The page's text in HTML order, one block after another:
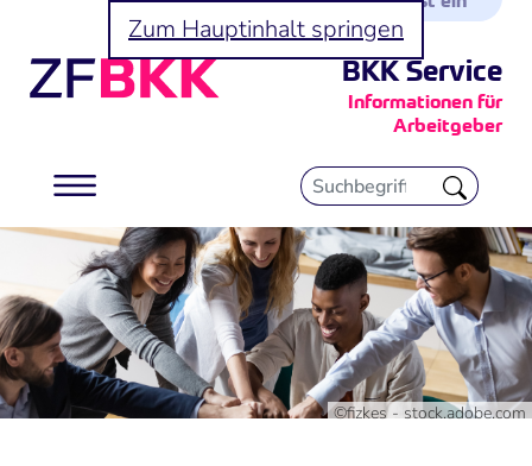
Zum Hauptinhalt springen
BKK Service
Informationen für
Arbeitgeber
©fizkes - stock.adobe.com